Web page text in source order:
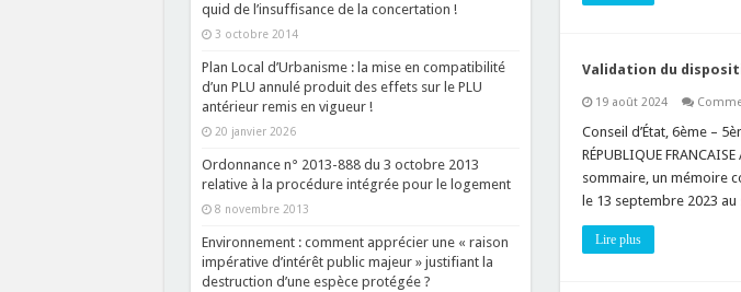
Validation du
19 août 2024
Conseil d’État, 6ème –
RÉPUBLIQUE
sommaire, un mémoire
le 13 septembre 2023
Lire plus
quid de l’insuffisance de la concertation !
3 octobre 2014
Plan Local d’Urbanisme : la mise en compatibilité
d’un PLU annulé produit des effets sur le PLU
antérieur remis en vigueur !
20 janvier 2026
Ordonnance n° 2013-888 du 3 octobre 2013
relative à la procédure intégrée pour le logement
8 novembre 2013
Environnement : comment apprécier une « raison
impérative d’intérêt public majeur » justifiant la
destruction d’une espèce protégée ?